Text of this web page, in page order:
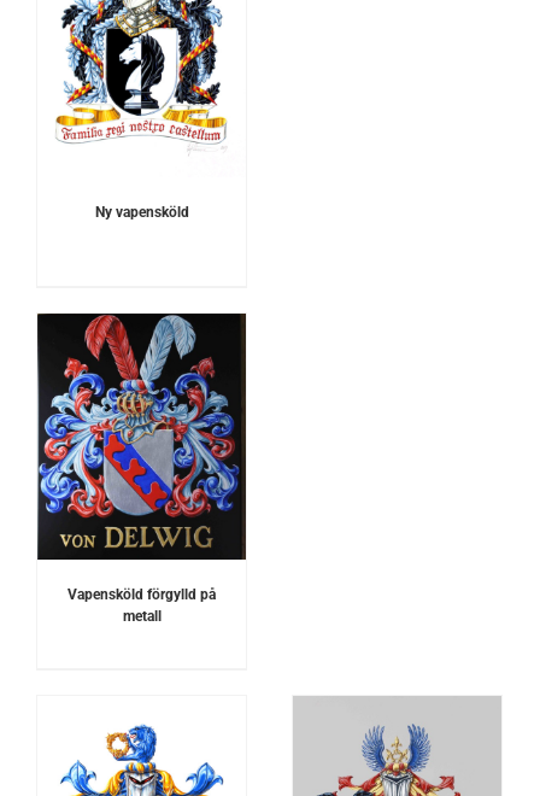
Ny vapensköld
Vapensköld förgylld på
metall